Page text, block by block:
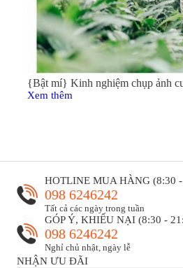
{Bật mí} Kinh nghiệm chụp ảnh
Xem thêm
HOTLINE MUA HÀNG (8:30
098 6246242
Tất cả các ngày trong tuần
GÓP Ý, KHIẾU NẠI (8:30 -
098 6246242
Nghỉ chủ nhật, ngày lễ
NHẬN ƯU ĐÃI